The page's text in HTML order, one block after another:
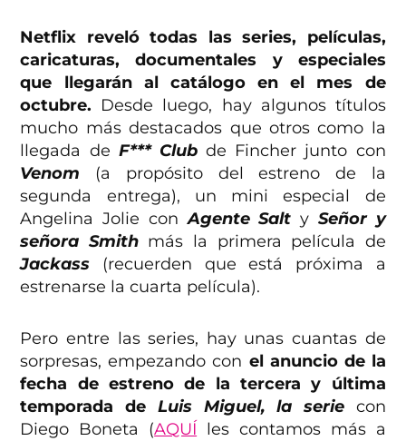
Netflix reveló todas las series, películas,
caricaturas, documentales y especiales
que llegarán al catálogo en el mes de
octubre. Desde luego, hay algunos títulos
mucho más destacados que otros como la
llegada de F*** Club de Fincher junto con
Venom (a propósito del estreno de la
segunda entrega), un mini especial de
Angelina Jolie conAgente Salt y Señor y
señora Smithmás la primera película de
Jackass
(recuerden que está próxima a
estrenarse la cuarta película).
Pero entre las series, hay unas cuantas de
sorpresas, empezando con el anuncio de la
fecha de estreno de la tercera y última
temporada de Luis Miguel, la seriecon
Diego Boneta (AQUÍ les contamos más a